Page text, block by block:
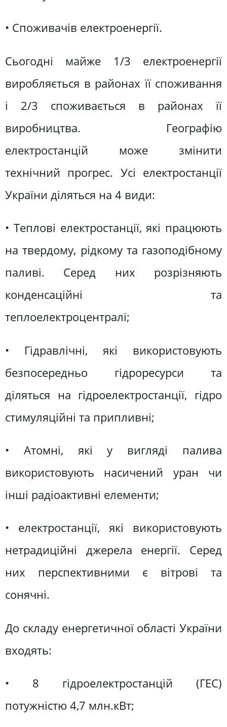
• Споживачів електроенергії.
Сьогодні майже 1/3 електроенергії
виробляється в районах її споживання
і 2/3 споживається в районах її
виробництва. Географію
електростанцій може змінити
технічний прогрес. Усі електростанції
України діляться на 4 види:
• Теплові електростанції, які працюють
на твердому, рідкому та газоподібному
паливі. Серед них розрізняють
конденсаційні та
теплоелектроцентралі;
• Гідравлічні, які використовують
безпосередньо гідроресурси та
діляться на гідроелектростанції, гідро
стимуляційні та припливні;
• Атомні, які у вигляді палива
використовують насичений уран чи
інші радіоактивні елементи;
• електростанції, які використовують
нетрадиційні джерела енергії. Серед
них перспективними є вітрові та
сонячні.
До складу енергетичної області України
входять:
• 8 гідроелектростанцій (ГЕС)
потужністю 4,7 млн.кВт;